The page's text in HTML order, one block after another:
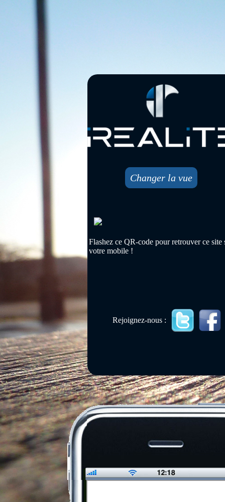
Changer la vue
Flashez ce QR-code pour retrouver ce site
votre mobile !
Rejoignez-nous :